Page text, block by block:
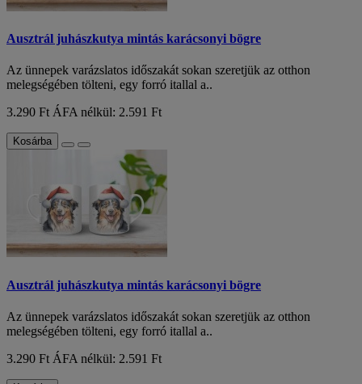
Ausztrál juhászkutya mintás karácsonyi bögre
Az ünnepek varázslatos időszakát sokan szeretjük az otthon
melegségében tölteni, egy forró itallal a..
3.290 FtÁFA nélkül: 2.591 Ft
Kosárba
Ausztrál juhászkutya mintás karácsonyi bögre
Az ünnepek varázslatos időszakát sokan szeretjük az otthon
melegségében tölteni, egy forró itallal a..
3.290 Ft ÁFA nélkül: 2.591 Ft